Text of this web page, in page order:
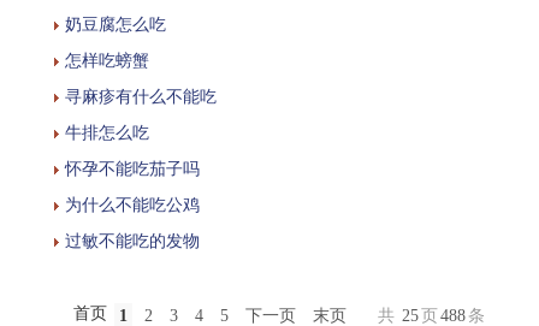
奶豆腐怎么吃
怎样吃螃蟹
寻麻疹有什么不能吃
牛排怎么吃
怀孕不能吃茄子吗
为什么不能吃公鸡
过敏不能吃的发物
首页 1 2 3 4 5 下一页 末页 共 25 页 488 条